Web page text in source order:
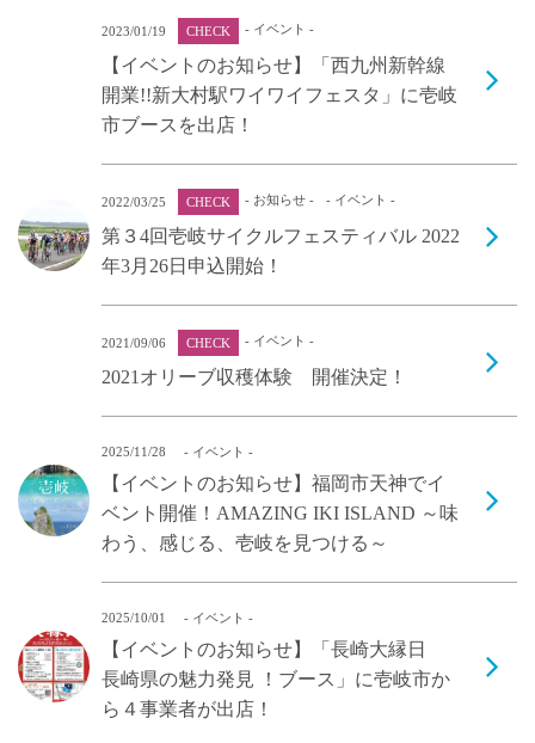
2023/01/19 CHECK - イベント -
【イベントのお知らせ】「西九州新幹線
開業!!新大村駅ワイワイフェスタ」に壱岐
市ブースを出店！
2022/03/25 CHECK - お知らせ - - イベント -
第３4回壱岐サイクルフェスティバル 2022
年3月26日申込開始！
2021/09/06 CHECK - イベント -
2021オリーブ収穫体験 開催決定！
2025/11/28 - イベント -
【イベントのお知らせ】福岡市天神でイ
ベント開催！AMAZING IKI ISLAND ～味
わう、感じる、壱岐を見つける～
2025/10/01 - イベント -
【イベントのお知らせ】「長崎大縁日
長崎県の魅力発見 ！ブース」に壱岐市か
ら４事業者が出店！